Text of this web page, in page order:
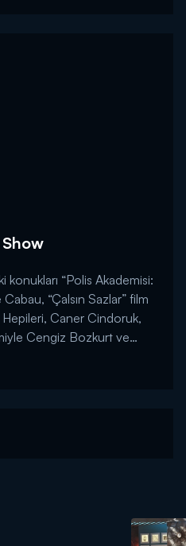
“Polis Akademisi:
Sazlar” film
Caner Cindoruk,
Cengiz Bozkurt ve